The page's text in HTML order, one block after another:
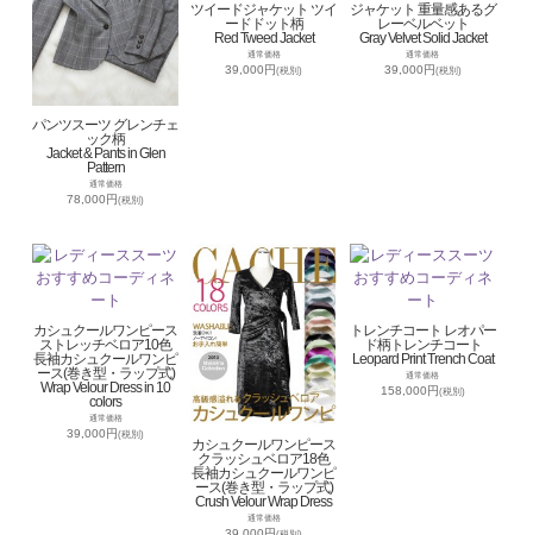
パンツスーツ グレンチェ
ック柄
Jacket & Pants in Glen
Pattern
通常価格
78,000円(税別)
ツイードジャケット ツイ
ードドット柄
Red Tweed Jacket
通常価格
39,000円(税別)
ジャケット 重量感あるグ
レーベルベット
Gray Velvet Solid Jacket
通常価格
39,000円(税別)
カシュクールワンピース
ストレッチベロア10色
長袖カシュクールワンピ
ース(巻き型・ラップ式)
Wrap Velour Dress in 10
colors
通常価格
39,000円(税別)
カシュクールワンピース
クラッシュベロア18色
長袖カシュクールワンピ
ース(巻き型・ラップ式)
Crush Velour Wrap Dress
通常価格
トレンチコート レオパー
ド柄トレンチコート
Leopard Print Trench Coat
通常価格
158,000円(税別)